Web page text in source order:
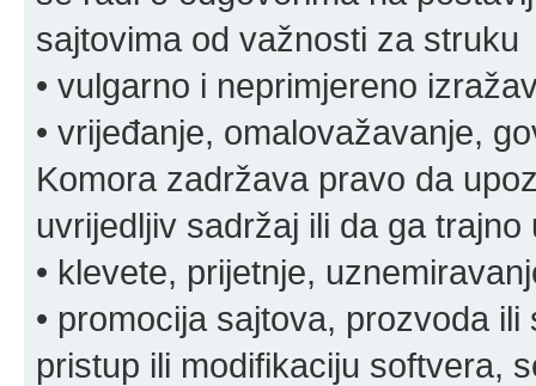
sajtovima od važnosti za struku
• vulgarno i neprimjereno
• vrijeđanje, omalovažavanje,
Komora zadržava pravo da
uvrijedljiv sadržaj ili da ga trajno
• klevete, prijetnje,
• promocija sajtova, prozvoda
pristup ili modifikaciju softvera,